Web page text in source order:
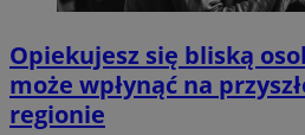
Opiekujesz się bliską
może wpłynąć na
regionie